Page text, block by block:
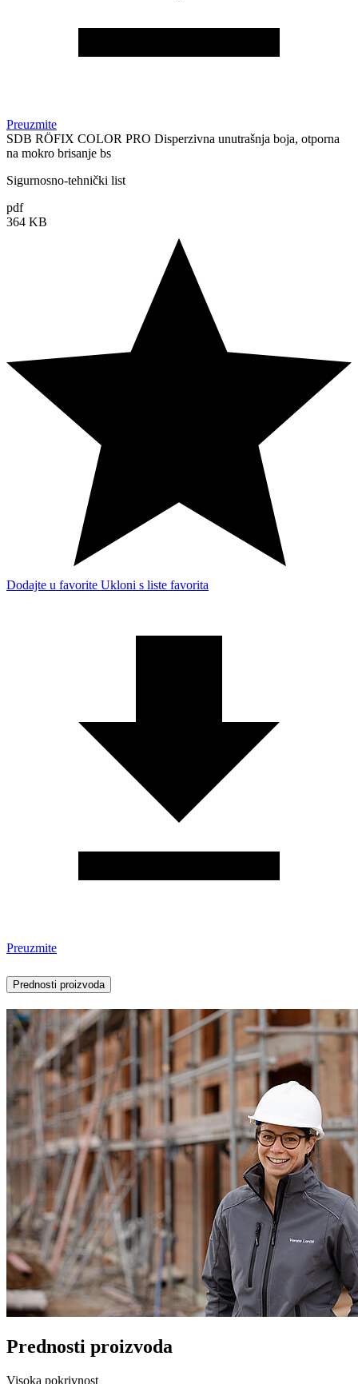
Preuzmite
SDB RÖFIX COLOR PRO Disperzivna unutrašnja boja, otporna
na mokro brisanje bs
Sigurnosno-tehnički list
pdf
364 KB
Dodajte u favorite Ukloni s liste favorita
Preuzmite
Prednosti proizvoda
Prednosti proizvoda
Visoka pokrivnost